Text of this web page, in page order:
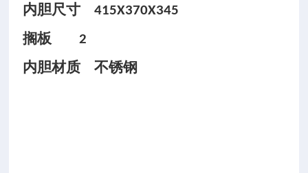
内胆尺寸 415X370X345
搁板 2
内胆材质 不锈钢